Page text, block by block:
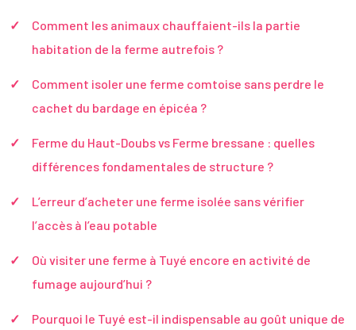
Comment les animaux chauffaient-ils la partie
habitation de la ferme autrefois ?
Comment isoler une ferme comtoise sans perdre le
cachet du bardage en épicéa ?
Ferme du Haut-Doubs vs Ferme bressane : quelles
différences fondamentales de structure ?
L’erreur d’acheter une ferme isolée sans vérifier
l’accès à l’eau potable
Où visiter une ferme à Tuyé encore en activité de
fumage aujourd’hui ?
Pourquoi le Tuyé est-il indispensable au goût unique de